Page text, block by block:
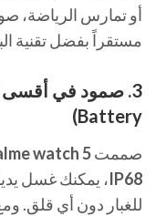
أو تمارس الرياضة،
مستقراً بفضل تقنية
Battery)
صممتwatch 5
IP68، يمكنك غسل
للغبار دون أي قلق.